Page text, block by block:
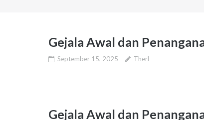
Gejala Awal dan
September 15, 2025 Therl
Gejala Awal dan